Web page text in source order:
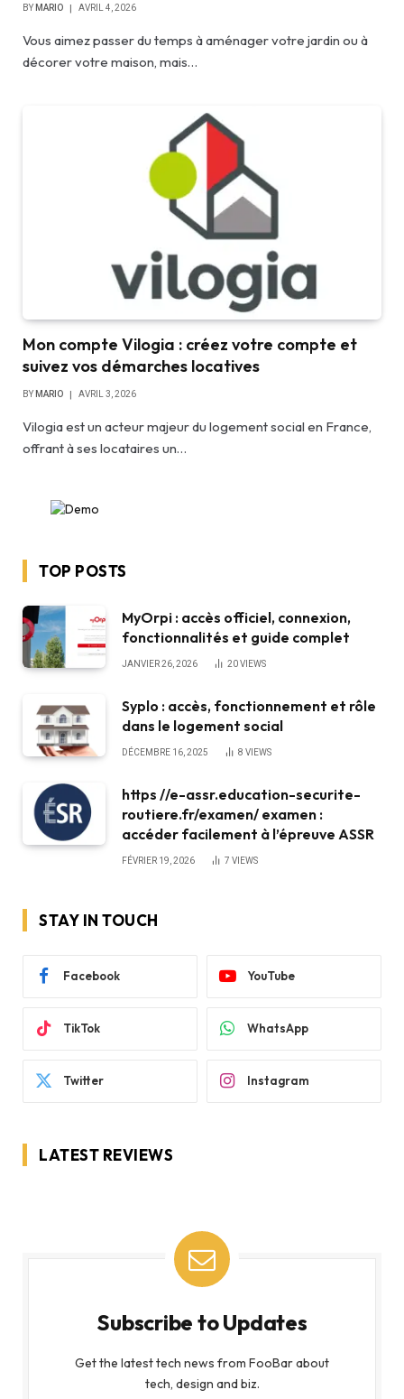
BY MARIO AVRIL 4, 2026
Vous aimez passer du temps à aménager votre jardin ou à
décorer votre maison, mais…
Mon compte Vilogia : créez votre compte et
suivez vos démarches locatives
BY MARIO AVRIL 3, 2026
Vilogia est un acteur majeur du logement social en France,
offrant à ses locataires un…
TOP POSTS
MyOrpi : accès officiel, connexion,
fonctionnalités et guide complet
JANVIER 26, 2026 20VIEWS
Syplo : accès, fonctionnement et rôle
dans le logement social
DÉCEMBRE 16, 2025 8 VIEWS
https //e-assr.education-securite-
routiere.fr/examen/ examen :
accéder facilement à l’épreuve ASSR
FÉVRIER 19, 2026 7 VIEWS
STAY IN TOUCH
Facebook YouTube
TikTok WhatsApp
Twitter Instagram
LATEST REVIEWS
Subscribe to Updates
Get the latest tech news from FooBar about
tech, design and biz.